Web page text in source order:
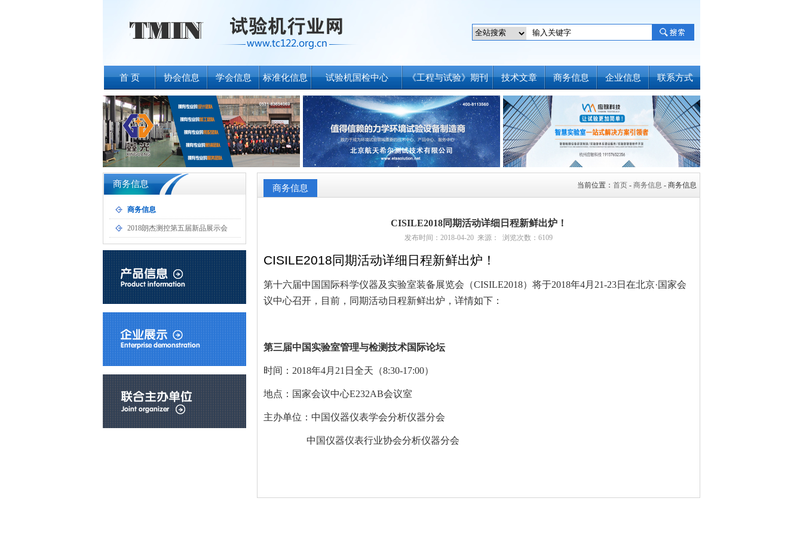
首 页 协会信息 学会信息 标准化信息 试验机国检中心 《工程与试验》期刊 技术文章 商务信息 企业信息 联系方式
商务信息
商务信息
2018朗杰测控第五届新品展示会
商务信息 当前位置： 首页 - 商务信息 - 商务信息
CISILE2018同期活动详细日程新鲜出炉！
发布时间：2018-04-20 来源： 浏览次数：6109
CISILE2018同期活动详细日程新鲜出炉！
第十六届中国国际科学仪器及实验室装备展览会（CISILE2018）将于2018年4月21-23日在北京·国家会
议中心召开，目前，同期活动日程新鲜出炉，详情如下：
第三届中国实验室管理与检测技术国际论坛
时间： 2018年4月21日全天（8:30-17:00）
地点：国家会议中心E232AB会议室
主办单位：中国仪器仪表学会分析仪器分会
中国仪器仪表行业协会分析仪器分会